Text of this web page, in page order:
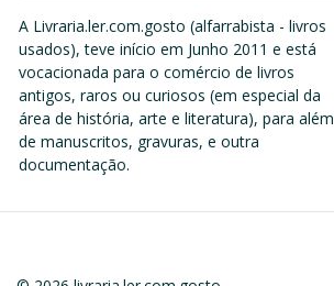
A Livraria.ler.com.gosto (alfarrabista - livros
usados), teve início em Junho 2011 e está
vocacionada para o comércio de livros
antigos, raros ou curiosos (em especial da
área de história, arte e literatura), para além
de manuscritos, gravuras, e outra
documentação.